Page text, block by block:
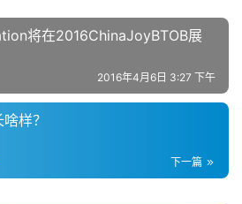
将在2016ChinaJoyBTOB展
2016年4月6日 3:27 下午
样？
下一篇